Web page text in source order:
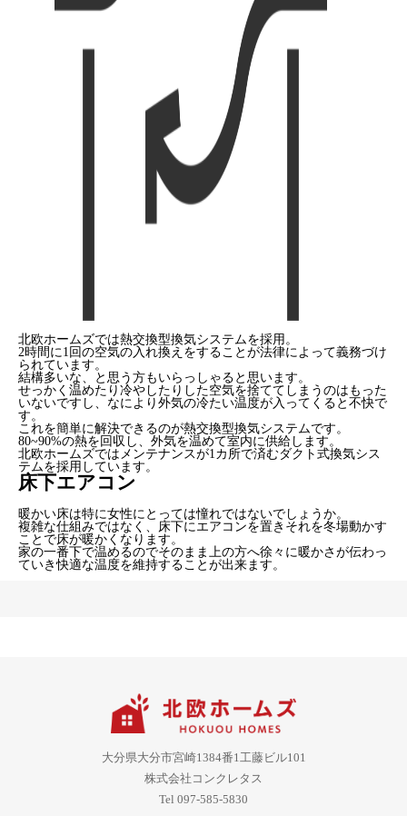
北欧ホームズでは熱交換型換気システムを採用。
2時間に1回の空気の入れ換えをすることが法律によって義務づけ
られています。
結構多いな、と思う方もいらっしゃると思います。
せっかく温めたり冷やしたりした空気を捨ててしまうのはもった
いないですし、なにより外気の冷たい温度が入ってくると不快で
す。
これを簡単に解決できるのが熱交換型換気システムです。
80~90%の熱を回収し、外気を温めて室内に供給します。
北欧ホームズではメンテナンスが1カ所で済むダクト式換気シス
テムを採用しています。
床下エアコン
暖かい床は特に女性にとっては憧れではないでしょうか。
複雑な仕組みではなく、床下にエアコンを置きそれを冬場動かす
ことで床が暖かくなります。
家の一番下で温めるのでそのまま上の方へ徐々に暖かさが伝わっ
ていき快適な温度を維持することが出来ます。
大分県大分市宮崎1384番1工藤ビル101
株式会社コンクレタス
Tel 097-585-5830